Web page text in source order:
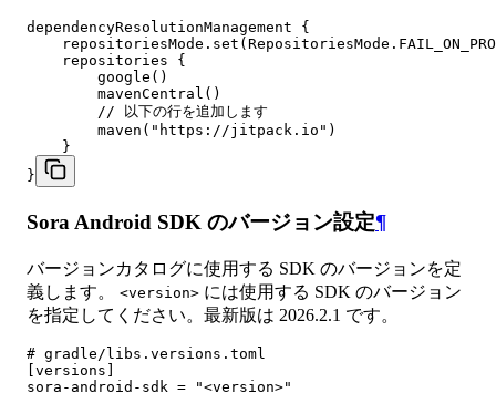
dependencyResolutionManagement {
    repositories {
        google()
        mavenCentral()
        // 以下の行を追加します
        maven("https://jitpack.io")
    }
}
Sora Android SDK のバージョン設定¶
バージョンカタログに使用する SDK のバージョンを定
義します。 <version> には使用する SDK のバージョン
を指定してください。最新版は 2026.2.1 です。
# gradle/libs.versions.toml
[versions]
sora-android-sdk = "<version>"